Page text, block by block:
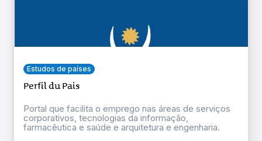
Estudos de países
Perfil du Pais
Portal que facilita o emprego nas áreas de serviços
corporativos, tecnologias da informação,
farmacêutica e saúde e arquitetura e engenharia.